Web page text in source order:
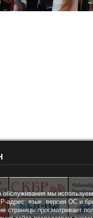
обслуживания мы
адрес; язык, версия ОС и
страницы просматривает